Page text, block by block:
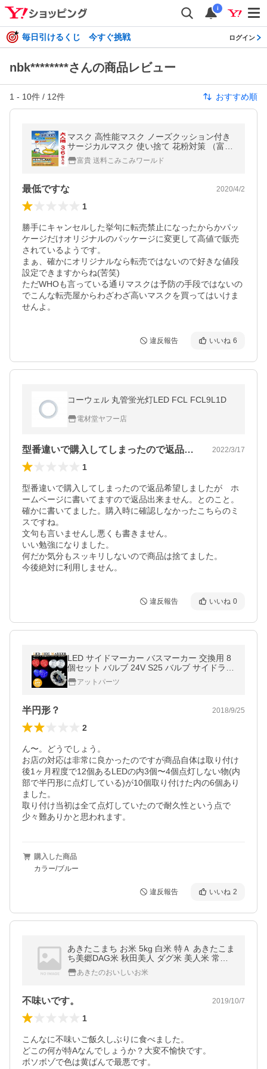
i
毎日引けるくじ 今すぐ挑戦 ログイン
nbk********さんの商品レビュー
1 - 10件 / 12件 おすすめ順
マスク 高性能マスク ノーズクッション付き
サージカルマスク 使い捨て 花粉対策 （富貴
マスク 立体マスク 大人36枚）薄いのに高性
能なマスク
富貴 送料こみこみワールド
最低ですな 2020/4/2
1
勝手にキャンセルした挙句に転売禁止になったからかパッ
ケージだけオリジナルのパッケージに変更して高値で販売
されているようです。
まぁ、確かにオリジナルなら転売ではないので好きな値段
設定できますからね(苦笑)
ただWHOも言っている通りマスクは予防の手段ではないの
でこんな転売屋からわざわざ高いマスクを買ってはいけま
せんよ。
違反報告 いいね 6
コーウェル 丸管蛍光灯LED FCL FCL9L1D
電材堂ヤフー店
型番違いで購入してしまったので返品希望… 2022/3/17
1
型番違いで購入してしまったので返品希望しましたが　ホ
ームページに書いてますので返品出来ません。とのこと。
確かに書いてました。購入時に確認しなかったこちらのミ
スですね。
文句も言いませんし悪くも書きません。
いい勉強になりました。
何だか気分もスッキリしないので商品は捨てました。
今後絶対に利用しません。
違反報告 いいね 0
LED サイドマーカー バスマーカー 交換用 8
個セット バルブ 24V S25 バルブ サイドラン
プ トラック用品
アットパーツ
半円形？ 2018/9/25
2
ん〜。どうでしょう。
お店の対応は非常に良かったのですが商品自体は取り付け
後1ヶ月程度で12個あるLEDの内3個〜4個点灯しない物(内
部で半円形に点灯している)が10個取り付けた内の6個あり
ました。
取り付け当初は全て点灯していたので耐久性という点で
少々難ありかと思われます。
購入した商品
カラー/ブルー
違反報告 いいね 2
あきたこまち お米 5kg 白米 特Ａ あきたこま
ち美郷DAG米 秋田美人 ダグ米 美人米 常温
定湿乾燥 秋田県産 一等米 30年産 減農薬 出
荷当日精米 送料無料
あきたのおいしいお米
不味いです。 2019/10/7
1
こんなに不味いご飯久しぶりに食べました。
どこの何が特Aなんでしょうか？大変不愉快です。
ボソボゾで色は黄ばんで最悪です。